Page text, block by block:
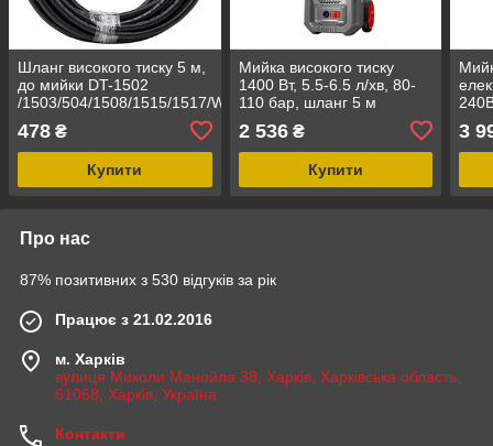
Шланг високого тиску 5 м,
до мийки DT-1502
/1503/504/1508/1515/1517/WT-
INTERTOOL DT-1545
478 ₴
Купити
Мийка високого тиску
1400 Вт, 5.5-6.5 л/хв, 80-
110 бар, шланг 5 м
2 536₴
Купити
раб.
3
Про нас
87% позитивних з 530 відгуків за рік
Працює з 21.02.2016
м. Харків
вулиця Миколи Манойла 38, Харків, Харківська область,
61068, Харків, Україна
Контакти